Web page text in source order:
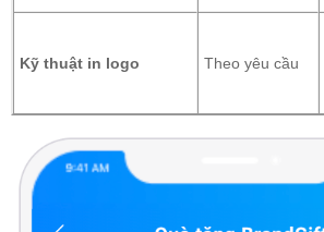
Kỹ thuật in logo Theo yêu cầu